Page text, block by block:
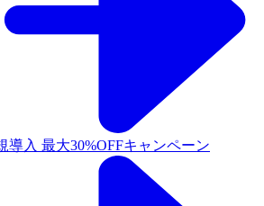
導入 最大30%OFFキャンペーン